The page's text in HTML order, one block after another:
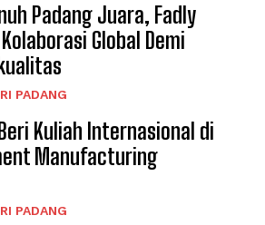
Padang Juara, Fadly
Global Demi
PADANG
Kuliah Internasional di
Manufacturing
PADANG